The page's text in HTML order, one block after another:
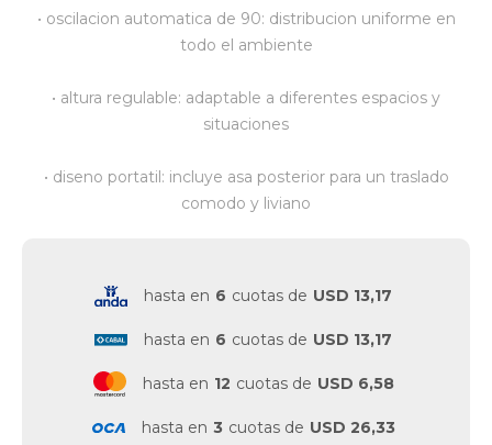
• oscilacion automatica de 90: distribucion uniforme en
todo el ambiente
• altura regulable: adaptable a diferentes espacios y
situaciones
• diseno portatil: incluye asa posterior para un traslado
comodo y liviano
hasta en 6 cuotas de USD 13,17
hasta en 6 cuotas de USD 13,17
hasta en 12 cuotas de USD 6,58
hasta en 3 cuotas de USD 26,33
Vestimenta y calzado